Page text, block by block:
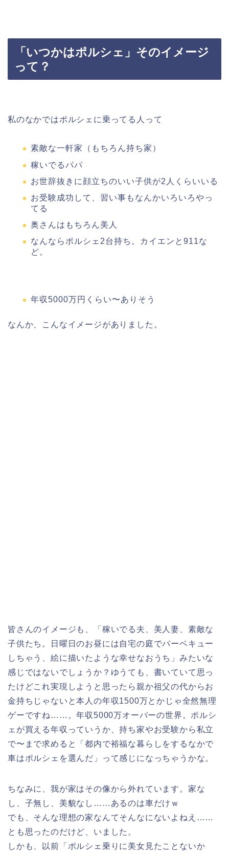
「いつかはポルシェ」そのイメージ
って？
私のなかではポルシェに乗ってる人って
素敵な一軒家（もちろん持ち家）
稼いでるパパ
お世辞抜きに顔立ちのいい子供が2人くらいいる
お受験成功して、習い事もなんかいろいろやっ
てる
奥さんはもちろん美人
なんならポルシェ2台持ち。カイエンと911な
ど。
年収5000万円くらい〜ありそう
なんか、こんなイメージがありました。
皆さんのイメージも、「稼いでる夫、美人妻、素敵な
子供たち。日曜日のお昼には自宅の庭でバーベキュー
しちゃう、絵に描いたような幸せなおうち」みたいな
感じではないでしょうか？ゆうても、書いていて思っ
たけどこれ実現しようと思ったら親か祖父の代からお
金持ちじゃないと本人の年収1500万とかじゃ全然無理
ゲーですね……。年収5000万オーバーの世界。ポルシ
ェが買える年収っていうか、持ち家やお受験から私立
で〜まで求めると「都内で裕福な暮らしをするなかで
車はポルシェを選んだ」って感じになっちゃうかな。
ちなみに、我が家はその像から外れています。家な
し、子無し、美貌なし……あるのは車だけｗ
でも、そんな理想の家なんてそんなにないよねえ……
とも思ったのだけど、いました。
しかも、以前「ポルシェ乗りに美女見たことないか